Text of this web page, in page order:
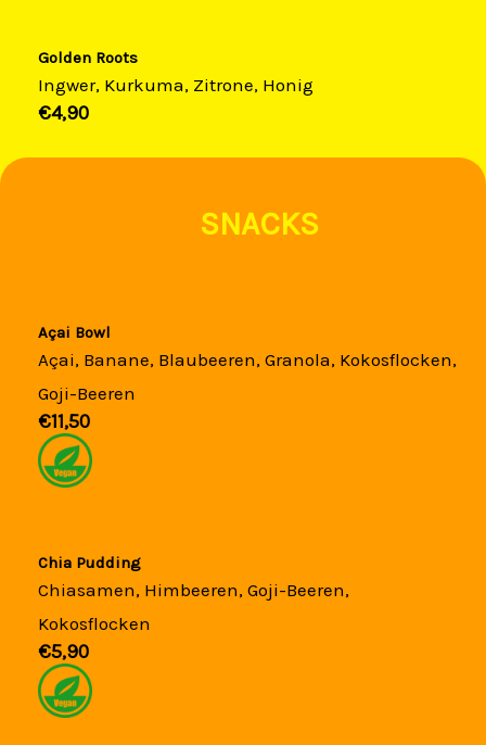
Golden Roots
Ingwer, Kurkuma, Zitrone, Honig
€4,90​
SNACKS
Açai Bowl
Açai, Banane, Blaubeeren, Granola, Kokosflocken,
Goji-Beeren
€11,50​
Chia Pudding
Chiasamen, Himbeeren, Goji-Beeren,
Kokosflocken
€5,90​